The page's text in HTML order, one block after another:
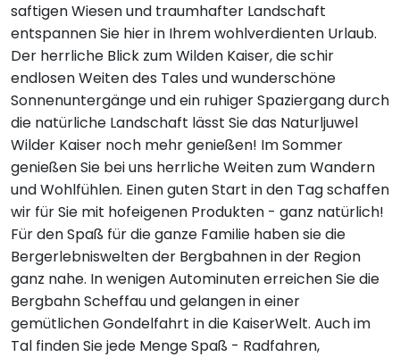
saftigen Wiesen und traumhafter Landschaft
entspannen Sie hier in Ihrem wohlverdienten Urlaub.
Der herrliche Blick zum Wilden Kaiser, die schir
endlosen Weiten des Tales und wunderschöne
Sonnenuntergänge und ein ruhiger Spaziergang durch
die natürliche Landschaft lässt Sie das Naturljuwel
Wilder Kaiser noch mehr genießen! Im Sommer
genießen Sie bei uns herrliche Weiten zum Wandern
und Wohlfühlen. Einen guten Start in den Tag schaffen
wir für Sie mit hofeigenen Produkten - ganz natürlich!
Für den Spaß für die ganze Familie haben sie die
Bergerlebniswelten der Bergbahnen in der Region
ganz nahe. In wenigen Autominuten erreichen Sie die
Bergbahn Scheffau und gelangen in einer
gemütlichen Gondelfahrt in die KaiserWelt. Auch im
Tal finden Sie jede Menge Spaß - Radfahren,